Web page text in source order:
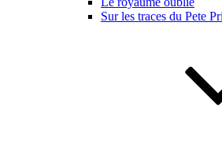
Sur les traces du Pete